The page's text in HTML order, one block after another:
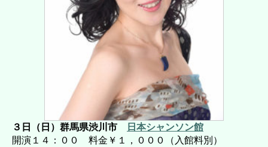
３日（日）群馬県渋川市
日本シャンソン館
開演１４：００ 料金￥１，０００（入館料別）